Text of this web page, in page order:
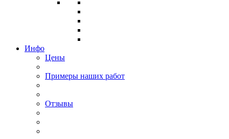
Инфо
Цены
Примеры наших работ
Отзывы